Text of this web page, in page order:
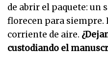
de abrir el paquete: un
florecen para siempre.
corriente de aire.
custodiando el